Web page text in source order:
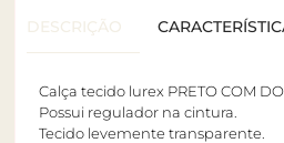
DESCRIÇÃO
Calça tecido lurex PRETO COM
Possui regulador na cintura.
Tecido levemente transparente.